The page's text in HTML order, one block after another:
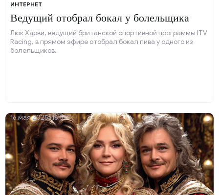
ИНТЕРНЕТ
Ведущий отобрал бокал у болельщика
Люк Харви, ведущий британской спортивной программы ITV
Racing, в прямом эфире отобрал бокал пива у одного из
болельщиков.
16 мая 2025, 16:51